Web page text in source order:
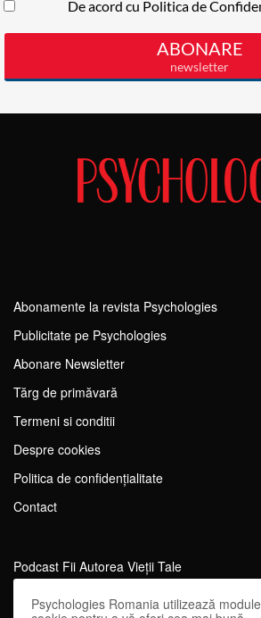
Abonamente la revista Psychologies
Publicitate pe Psychologies
Abonare Newsletter
Tărg de primăvară
Termeni si conditii
Despre cookies
Politica de confidențialitate
Contact
Podcast Fii Autorea Vieții Tale
Evenimente Fii Autoarea Vieții Tale!
Psychologies Romania utilizează module